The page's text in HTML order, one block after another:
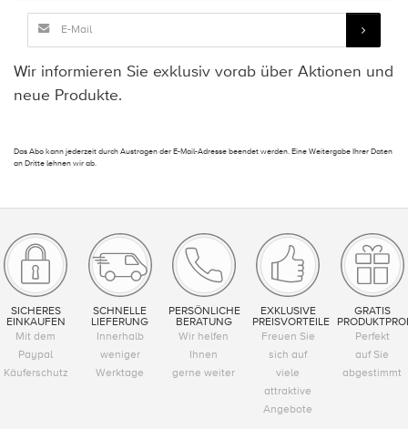
Wir informieren Sie exklusiv vorab über Aktionen und
neue Produkte.
Das Abo kann jederzeit durch Austragen der E-Mail-Adresse beendet werden. Eine Weitergabe Ihrer Daten
an Dritte lehnen wir ab.
SICHERES
EINKAUFEN
Mit dem
Paypal
Käuferschutz
SCHNELLE
LIEFERUNG
Innerhalb
weniger
Werktage
PERSÖNLICHE
BERATUNG
Wir helfen
Ihnen
gerne weiter
EXKLUSIVE
PREISVORTEILE
Freuen Sie
sich auf
viele
attraktive
Angebote
GRATIS
Perfekt
auf Sie
abgestimmt